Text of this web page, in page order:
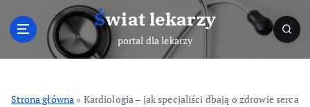
Świat lekarzy
portal dla lekarzy
Strona główna » Kardiologia – jak specjaliści dbają o zdrowie serca